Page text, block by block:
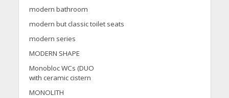
modern bathroom
modern but classic toilet seats
modern series
MODERN SHAPE
Monobloc WCs (DUO
with ceramic cistern
MONOLITH